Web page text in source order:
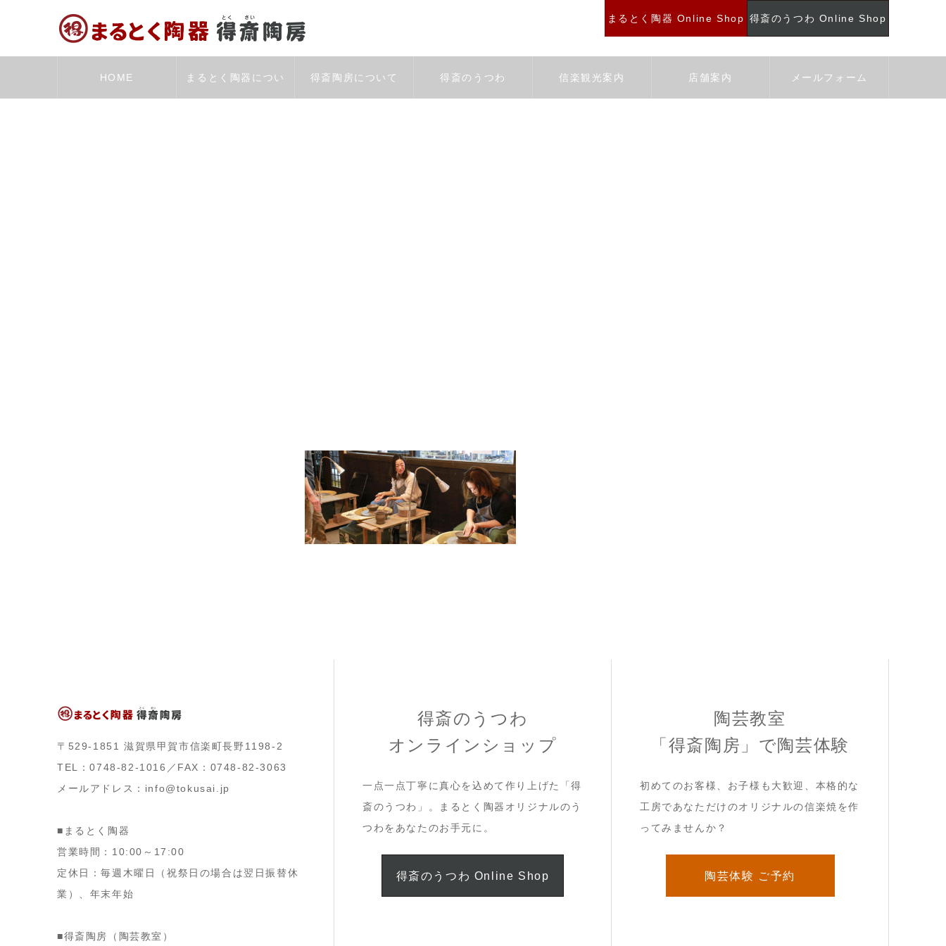
まるとく陶器 Online Shop 得斎のうつわ Online Shop
HOME まるとく陶器につい 得斎陶房について 得斎のうつわ 信楽観光案内 店舗案内 メールフォーム
〒529-1851 滋賀県甲賀市信楽町長野1198-2
TEL：0748-82-1016／FAX：0748-82-3063
メールアドレス：info@tokusai.jp
■まるとく陶器
営業時間：10:00～17:00
定休日：毎週木曜日（祝祭日の場合は翌日振替休
業）、年末年始
■得斎陶房（陶芸教室）
得斎のうつわ
オンラインショップ
一点一点丁寧に真心を込めて作り上げた「得
斎のうつわ」。まるとく陶器オリジナルのう
つわをあなたのお手元に。
得斎のうつわ Online Shop
陶芸教室
「得斎陶房」で陶芸体験
初めてのお客様、お子様も大歓迎、本格的な
工房であなただけのオリジナルの信楽焼を作
ってみませんか？
陶芸体験 ご予約